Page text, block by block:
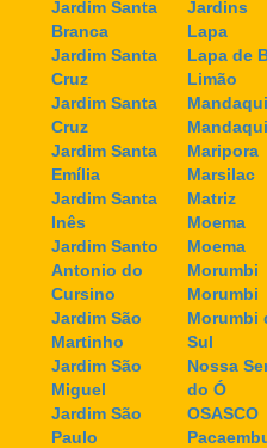
Jardim Santa
Branca
Jardim Santa
Cruz
Jardim Santa
Cruz
Jardim Santa
Emília
Jardim Santa
Inês
Jardim Santo
Antonio do
Cursino
Jardim São
Martinho
Jardim São
Miguel
Jardim São
Paulo
Jardins
Lapa
Lapa de
Limão
Mandaqui
Mandaqui
Maripora
Marsilac
Matriz
Moema
Moema
Morumbi
Morumbi
Morumbi
Sul
Nossa
do Ó
OSASCO